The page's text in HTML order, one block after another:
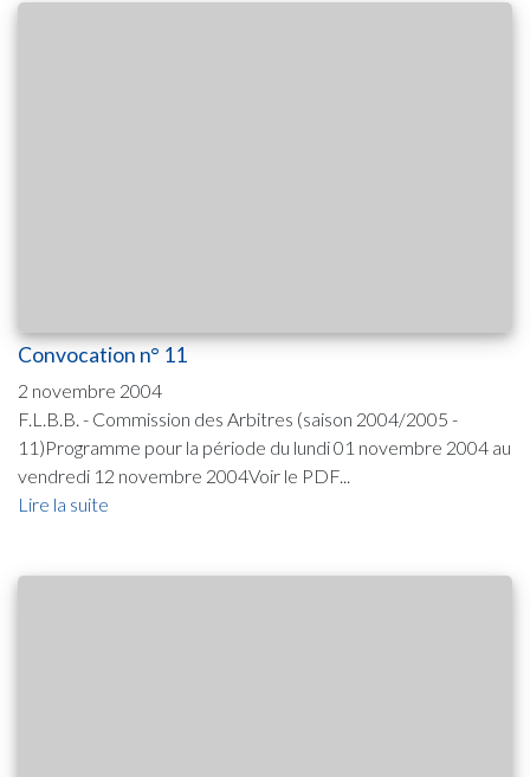
Convocation n° 11
2 novembre 2004
F.L.B.B. - Commission des Arbitres (saison 2004/2005 -
11)Programme pour la période du lundi 01 novembre 2004 au
vendredi 12 novembre 2004Voir le PDF...
Lire la suite